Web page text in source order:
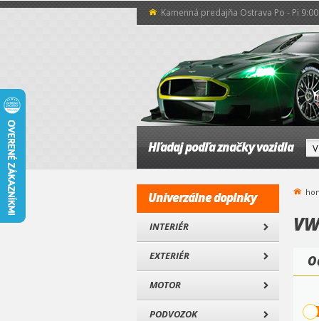
Kamenná predajňa Ostrava Po - Pi
Hľadaj podľa značky vozidla
Univerzálne doplnky
INTERIÉR
EXTERIÉR
MOTOR
PODVOZOK